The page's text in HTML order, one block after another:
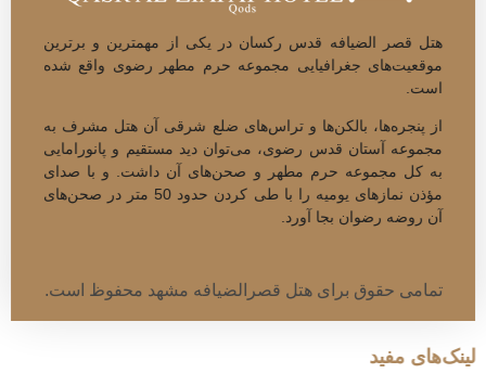
هتل قصر الضیافه قدس رکسان در یکی از مهم­ترین و برتر­ین
موقعیت‌های جغرافیایی مجموعه حرم مطهر رضوی واقع شده
است.
از پنجره‌­ها، بالکن‌ها و تراس‌های ضلع شرقی آن هتل مشرف به
مجموعه آستان قدس رضوی، می­‌توان دید مستقیم و پانورامایی
به کل مجموعه حرم مطهر و صحن‌های آن داشت. و با صدای
مؤذن نمازهای یومیه را با طی کردن حدود 50 متر در صحن‌­های
آن روضه رضوان بجا آورد.
تمامی حقوق برای هتل قصرالضیافه مشهد محفوظ است.
لینک‌های مفید